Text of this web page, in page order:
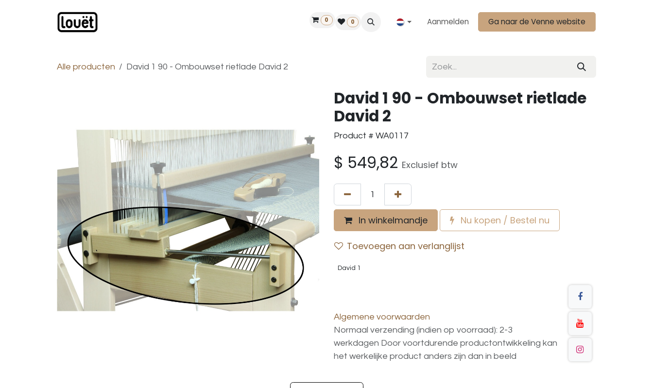
Vind een dealer
0 0 Aanmelden Ga naar de Venne website
Alle producten David 1 90 - Ombouwset rietlade David 2
David 1 90 - Ombouwset rietlade
David 2
Product # WA0117
$ 549,82 Exclusief btw
In winkelmandje Nu kopen / Bestel nu
Toevoegen aan verlanglijst
David 1
Algemene voorwaarden
Normaal verzending (indien op voorraad): 2-3
werkdagen Door voortdurende productontwikkeling kan
het werkelijke product anders zijn dan in beeld